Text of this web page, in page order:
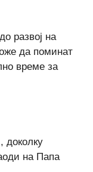
развој на
да поминат
време за
доколку
на Папа